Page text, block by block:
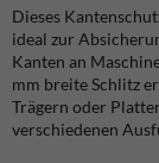
Dieses
ideal zur
Kanten an
mm breite Schlitz
Trägern oder
verschiedenen